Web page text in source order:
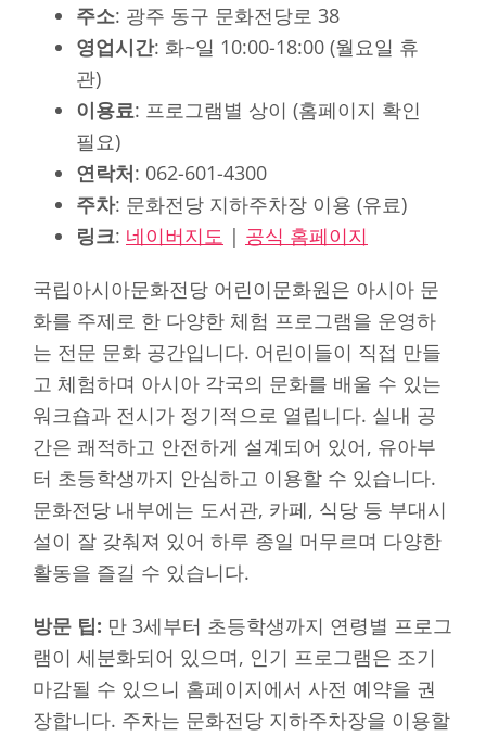
주소: 광주 동구 문화전당로 38
영업시간: 화~일 10:00-18:00 (월요일 휴
관)
이용료: 프로그램별 상이 (홈페이지 확인
필요)
연락처: 062-601-4300
주차: 문화전당 지하주차장 이용 (유료)
링크: 네이버지도 | 공식 홈페이지
국립아시아문화전당 어린이문화원은 아시아 문
화를 주제로 한 다양한 체험 프로그램을 운영하
는 전문 문화 공간입니다. 어린이들이 직접 만들
고 체험하며 아시아 각국의 문화를 배울 수 있는
워크숍과 전시가 정기적으로 열립니다. 실내 공
간은 쾌적하고 안전하게 설계되어 있어, 유아부
터 초등학생까지 안심하고 이용할 수 있습니다.
문화전당 내부에는 도서관, 카페, 식당 등 부대시
설이 잘 갖춰져 있어 하루 종일 머무르며 다양한
활동을 즐길 수 있습니다.
방문 팁: 만 3세부터 초등학생까지 연령별 프로그
램이 세분화되어 있으며, 인기 프로그램은 조기
마감될 수 있으니 홈페이지에서 사전 예약을 권
장합니다. 주차는 문화전당 지하주차장을 이용할